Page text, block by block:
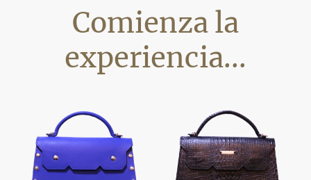
Comienza la
experiencia...